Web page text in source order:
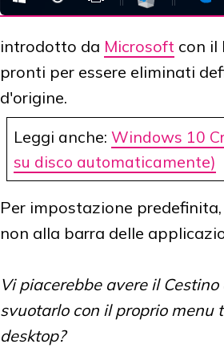
introdotto da Microsoft con il
pronti per essere eliminati
d'origine.
Leggi anche: Windows 10
su disco automaticamente)
Per impostazione
non alla barra delle
Vi piacerebbe avere il
svuotarlo con il proprio menu
desktop?